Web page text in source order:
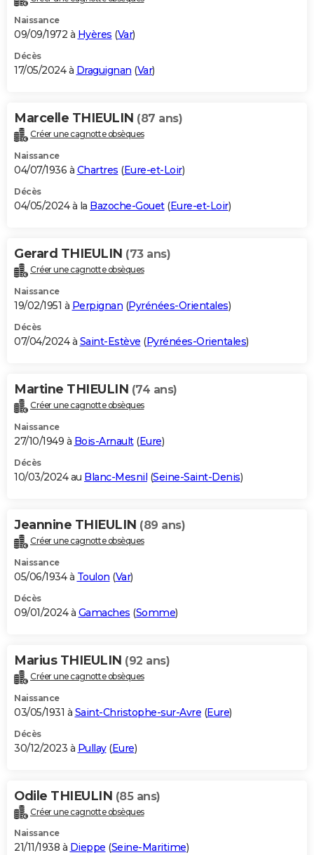
Naissance
09/09/1972 à Hyères (Var)
Décès
17/05/2024 à Draguignan (Var)
Marcelle THIEULIN (87 ans)
Créer une cagnotte obsèques
Naissance
04/07/1936 à Chartres (Eure-et-Loir)
Décès
04/05/2024 à la Bazoche-Gouet(Eure-et-Loir)
Gerard THIEULIN (73 ans)
Créer une cagnotte obsèques
Naissance
19/02/1951 à Perpignan (Pyrénées-Orientales)
Décès
07/04/2024 à Saint-Estève (Pyrénées-Orientales)
Martine THIEULIN (74 ans)
Créer une cagnotte obsèques
Naissance
27/10/1949 à Bois-Arnault(Eure)
Décès
10/03/2024 au Blanc-Mesnil (Seine-Saint-Denis)
Jeannine THIEULIN (89 ans)
Créer une cagnotte obsèques
Naissance
05/06/1934 à Toulon (Var)
Décès
09/01/2024 à Gamaches (Somme)
Marius THIEULIN (92 ans)
Créer une cagnotte obsèques
Naissance
03/05/1931 à Saint-Christophe-sur-Avre (Eure)
Décès
30/12/2023 à Pullay(Eure)
Odile THIEULIN (85 ans)
Créer une cagnotte obsèques
Naissance
21/11/1938 à Dieppe (Seine-Maritime)